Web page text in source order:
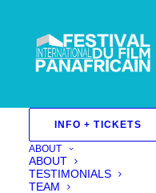
INFO + TICKETS
ABOUT
ABOUT
TESTIMONIALS
TEAM